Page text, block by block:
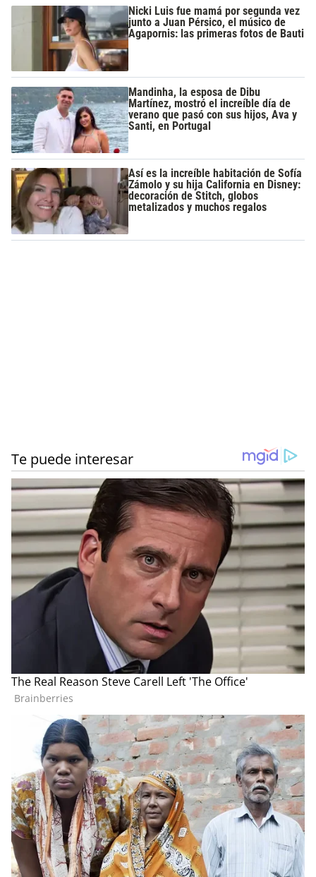
Nicki Luis fue mamá por segunda vez
junto a Juan Pérsico, el músico de
Agapornis: las primeras fotos de Bauti
Mandinha, la esposa de Dibu
Martínez, mostró el increíble día de
verano que pasó con sus hijos, Ava y
Santi, en Portugal
Así es la increíble habitación de Sofía
Zámolo y su hija California en Disney:
decoración de Stitch, globos
metalizados y muchos regalos